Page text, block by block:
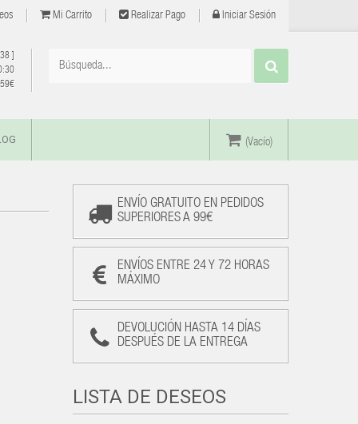
Mi Carrito Realizar Pago Iniciar Sesión
(Vacío)
59€
ENVÍO GRATUITO EN PEDIDOS
SUPERIORES A 99€
ENVÍOS ENTRE 24 Y 72 HORAS
MÁXIMO
DEVOLUCIÓN HASTA 14 DÍAS
DESPUÉS DE LA ENTREGA
LISTA DE DESEOS